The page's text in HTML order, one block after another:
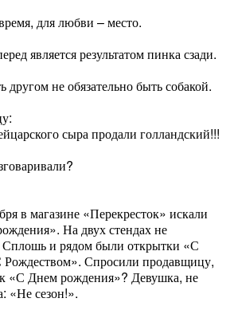
для любви – место.
является результатом пинка сзади.
другом не обязательно быть собакой.
сыра продали голландский!!!
в магазине «Перекресток» искали
На двух стендах не
Сплошь и рядом были открытки «С
Спросили продавщицу,
«С Днем рождения»? Девушка, не
«Не сезон!».